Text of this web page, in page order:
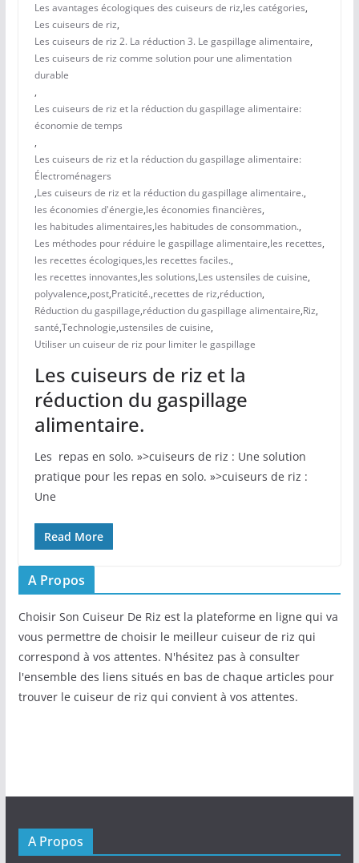
Les avantages écologiques des cuiseurs de riz,les catégories,
Les cuiseurs de riz,
Les cuiseurs de riz 2. La réduction 3. Le gaspillage alimentaire,
Les cuiseurs de riz comme solution pour une alimentation
durable
,
Les cuiseurs de riz et la réduction du gaspillage alimentaire:
économie de temps
,
Les cuiseurs de riz et la réduction du gaspillage alimentaire:
Électroménagers
,Les cuiseurs de riz et la réduction du gaspillage alimentaire.,
les économies d'énergie,les économies financières,
les habitudes alimentaires,les habitudes de consommation.,
Les méthodes pour réduire le gaspillage alimentaire,les recettes,
les recettes écologiques,les recettes faciles.,
les recettes innovantes,les solutions,Les ustensiles de cuisine,
polyvalence,post,Praticité.,recettes de riz,réduction,
Réduction du gaspillage,réduction du gaspillage alimentaire,Riz,
santé,Technologie,ustensiles de cuisine,
Utiliser un cuiseur de riz pour limiter le gaspillage
Les cuiseurs de riz et la
réduction du gaspillage
alimentaire.
Les ‍ repas en solo. »>cuiseurs de riz : Une solution
pratique pour les repas en solo. »>cuiseurs de riz :
Une
Read More
A Propos
Choisir Son Cuiseur De Riz est la plateforme en ligne qui va
vous permettre de choisir le meilleur cuiseur de riz qui
correspond à vos attentes. N'hésitez pas à consulter
l'ensemble des liens situés en bas de chaque articles pour
trouver le cuiseur de riz qui convient à vos attentes.
A Propos